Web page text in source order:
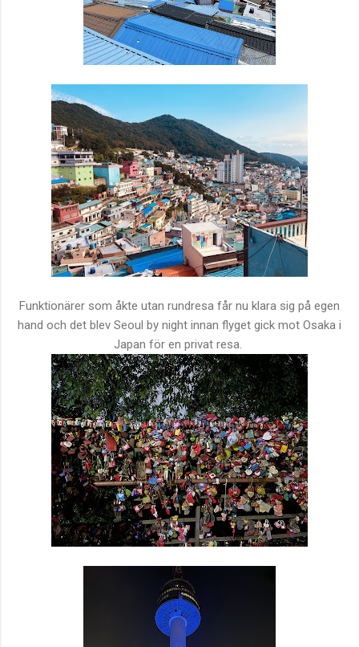
Funktionärer som åkte utan rundresa får nu klara sig på egen
hand och det blev Seoul by night innan flyget gick mot Osaka i
Japan för en privat resa.